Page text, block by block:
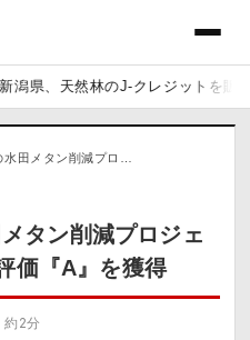
、天然林のJ-クレジットを販売開
田メタン削減プロ…
タン削減プロジェ
価『A』を獲得
約2分